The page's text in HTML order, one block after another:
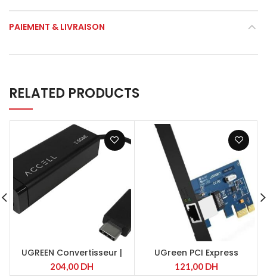
PAIEMENT & LIVRAISON
RELATED PRODUCTS
UGREEN Convertisseur |
USB-C to HDMI 70444
204,00 DH
UGreen PCI Express
Network Adapter | 30771
121,00 DH